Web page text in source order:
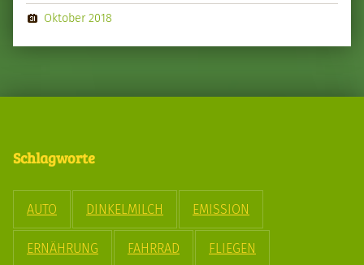
Oktober 2018
Schlagworte
AUTO DINKELMILCH EMISSION
ERNÄHRUNG FAHRRAD FLIEGEN